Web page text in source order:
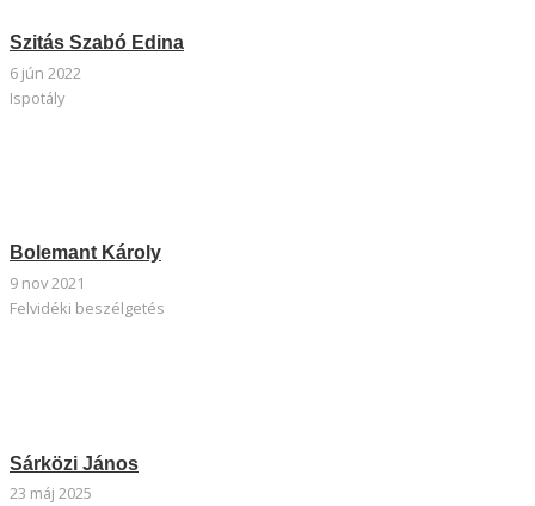
Szitás Szabó Edina
6 jún 2022
Ispotály
Bolemant Károly
9 nov 2021
Felvidéki beszélgetés
Sárközi János
23 máj 2025